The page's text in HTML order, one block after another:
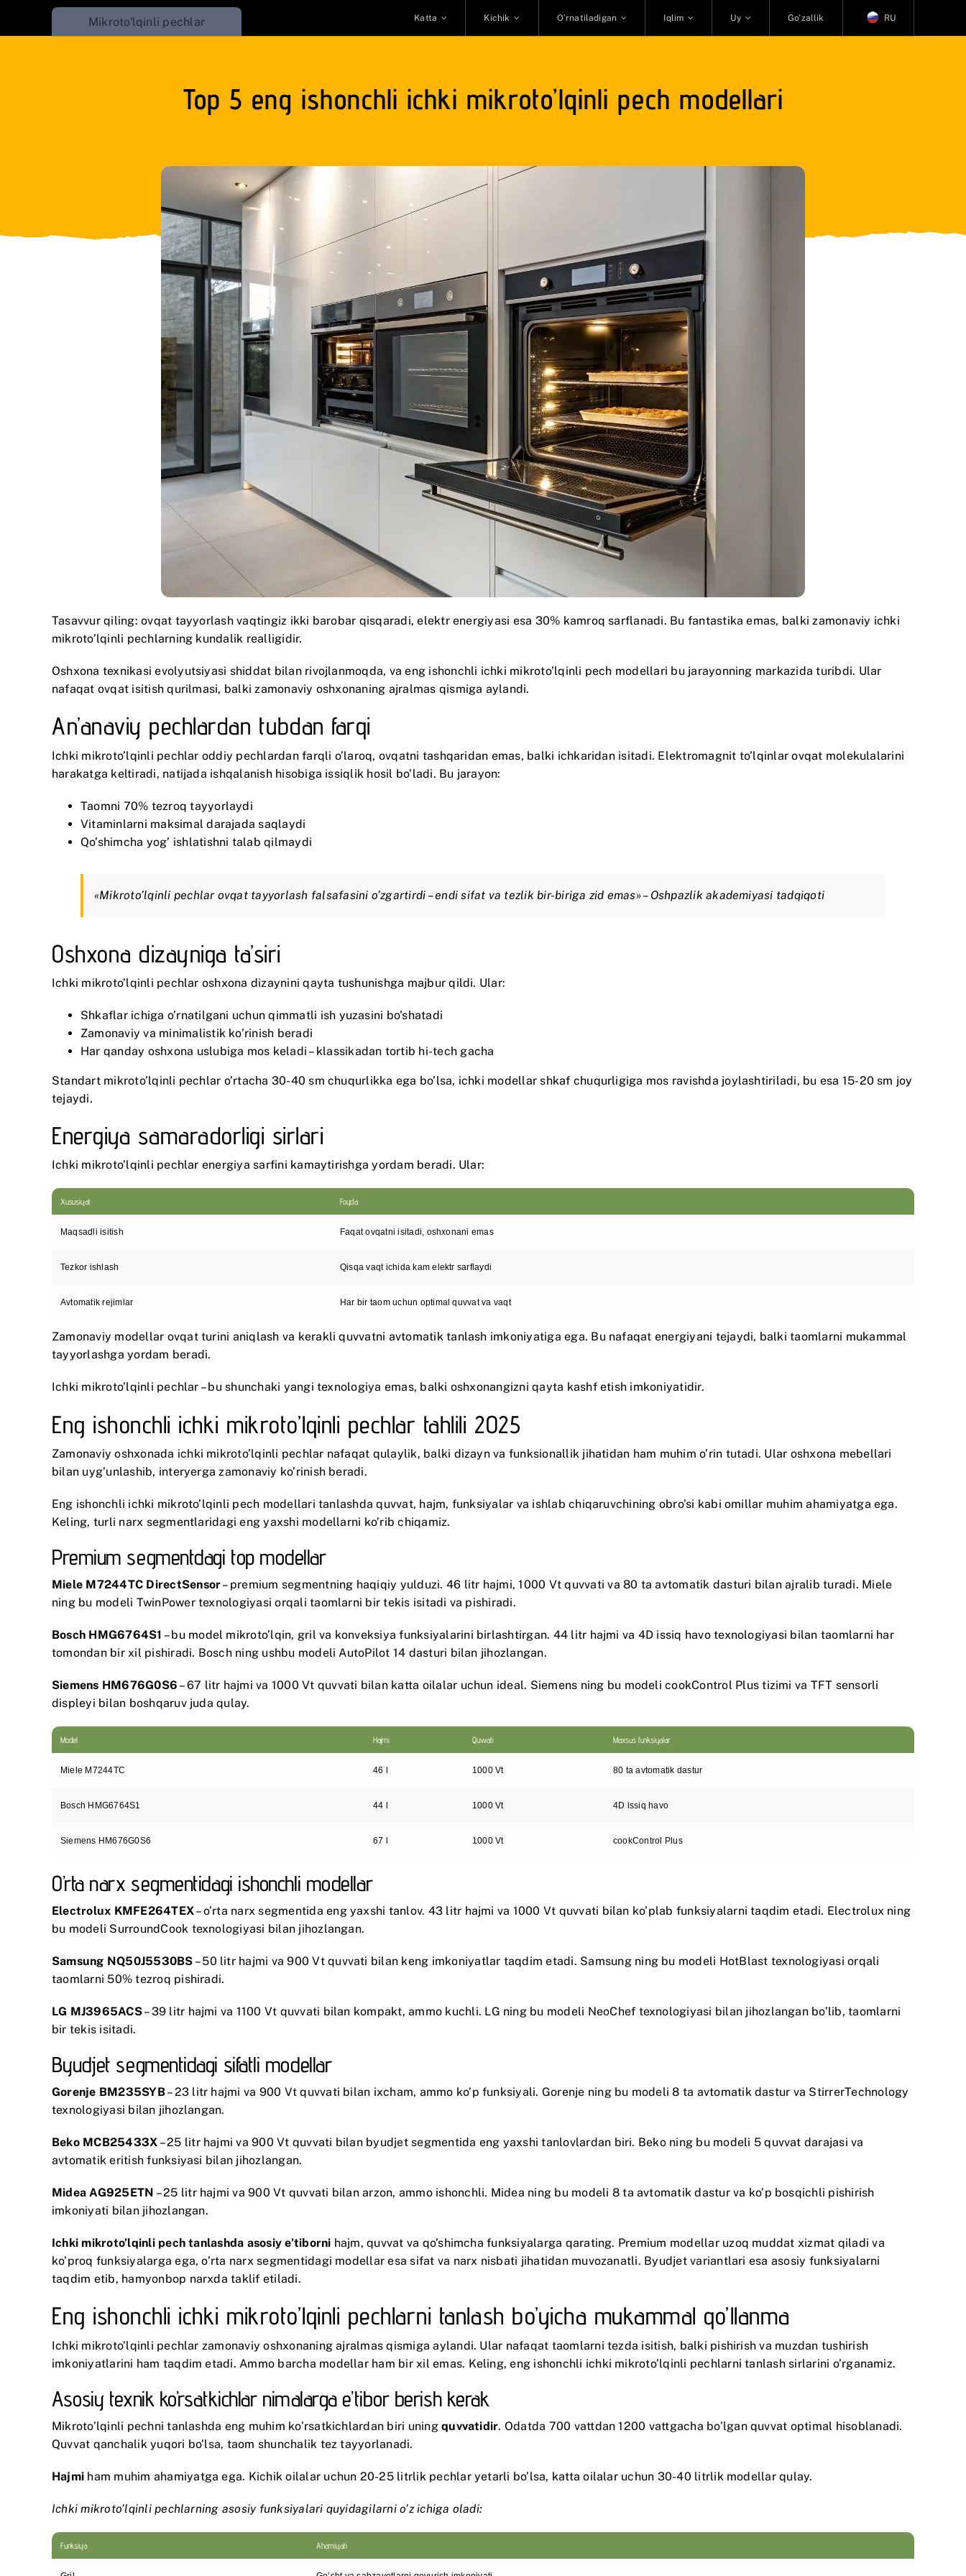
Mikroto'lqinli pechlar Katta Kichik O’rnatiladigan Iqlim Uy Go’zallik RU
Top 5 eng ishonchli ichki mikroto’lqinli pech modellari
Tasavvur qiling: ovqat tayyorlash vaqtingiz ikki barobar qisqaradi, elektr energiyasi esa 30% kamroq sarflanadi. Bu fantastika emas, balki zamonaviy ichki
mikroto’lqinli pechlarning kundalik realligidir.
Oshxona texnikasi evolyutsiyasi shiddat bilan rivojlanmoqda, va eng ishonchli ichki mikroto’lqinli pech modellari bu jarayonning markazida turibdi. Ular
nafaqat ovqat isitish qurilmasi, balki zamonaviy oshxonaning ajralmas qismiga aylandi.
An’anaviy pechlardan tubdan farqi
Ichki mikroto’lqinli pechlar oddiy pechlardan farqli o’laroq, ovqatni tashqaridan emas, balki ichkaridan isitadi. Elektromagnit to’lqinlar ovqat molekulalarini
harakatga keltiradi, natijada ishqalanish hisobiga issiqlik hosil bo’ladi. Bu jarayon:
Taomni 70% tezroq tayyorlaydi
Vitaminlarni maksimal darajada saqlaydi
Qo’shimcha yog’ ishlatishni talab qilmaydi
«Mikroto’lqinli pechlar ovqat tayyorlash falsafasini o’zgartirdi – endi sifat va tezlik bir-biriga zid emas» – Oshpazlik akademiyasi tadqiqoti
Oshxona dizayniga ta’siri
Ichki mikroto’lqinli pechlar oshxona dizaynini qayta tushunishga majbur qildi. Ular:
Shkaflar ichiga o’rnatilgani uchun qimmatli ish yuzasini bo’shatadi
Zamonaviy va minimalistik ko’rinish beradi
Har qanday oshxona uslubiga mos keladi – klassikadan tortib hi-tech gacha
Standart mikroto’lqinli pechlar o’rtacha 30-40 sm chuqurlikka ega bo’lsa, ichki modellar shkaf chuqurligiga mos ravishda joylashtiriladi, bu esa 15-20 sm joy
tejaydi.
Energiya samaradorligi sirlari
Ichki mikroto’lqinli pechlar energiya sarfini kamaytirishga yordam beradi. Ular:
Xususiyat Foyda
Maqsadli isitish Faqat ovqatni isitadi, oshxonani emas
Tezkor ishlash Qisqa vaqt ichida kam elektr sarflaydi
Avtomatik rejimlar Har bir taom uchun optimal quvvat va vaqt
Zamonaviy modellar ovqat turini aniqlash va kerakli quvvatni avtomatik tanlash imkoniyatiga ega. Bu nafaqat energiyani tejaydi, balki taomlarni mukammal
tayyorlashga yordam beradi.
Ichki mikroto’lqinli pechlar – bu shunchaki yangi texnologiya emas, balki oshxonangizni qayta kashf etish imkoniyatidir.
Eng ishonchli ichki mikroto’lqinli pechlar tahlili 2025
Zamonaviy oshxonada ichki mikroto’lqinli pechlar nafaqat qulaylik, balki dizayn va funksionallik jihatidan ham muhim o’rin tutadi. Ular oshxona mebellari
bilan uyg’unlashib, interyerga zamonaviy ko’rinish beradi.
Eng ishonchli ichki mikroto’lqinli pech modellari tanlashda quvvat, hajm, funksiyalar va ishlab chiqaruvchining obro’si kabi omillar muhim ahamiyatga ega.
Keling, turli narx segmentlaridagi eng yaxshi modellarni ko’rib chiqamiz.
Premium segmentdagi top modellar
Miele M7244TC DirectSensor– premium segmentning haqiqiy yulduzi. 46 litr hajmi, 1000 Vt quvvati va 80 ta avtomatik dasturi bilan ajralib turadi. Miele
ning bu modeli TwinPower texnologiyasi orqali taomlarni bir tekis isitadi va pishiradi.
Bosch HMG6764S1 – bu model mikroto’lqin, gril va konveksiya funksiyalarini birlashtirgan. 44 litr hajmi va 4D issiq havo texnologiyasi bilan taomlarni har
tomondan bir xil pishiradi. Boschning ushbu modeli AutoPilot 14 dasturi bilan jihozlangan.
Siemens HM676G0S6 – 67 litr hajmi va 1000 Vt quvvati bilan katta oilalar uchun ideal. Siemens ning bu modeli cookControl Plus tizimi va TFT sensorli
displeyi bilan boshqaruv juda qulay.
Model Hajmi Quvvati Maxsus funksiyalar
Miele M7244TC 46 l 1000 Vt 80 ta avtomatik dastur
Bosch HMG6764S1 44 l 1000 Vt 4D issiq havo
Siemens HM676G0S6 67 l 1000 Vt cookControl Plus
O’rta narx segmentidagi ishonchli modellar
Electrolux KMFE264TEX– o’rta narx segmentida eng yaxshi tanlov. 43 litr hajmi va 1000 Vt quvvati bilan ko’plab funksiyalarni taqdim etadi. Electrolux ning
bu modeli SurroundCook texnologiyasi bilan jihozlangan.
Samsung NQ50J5530BS – 50 litr hajmi va 900 Vt quvvati bilan keng imkoniyatlar taqdim etadi. Samsungning bu modeli HotBlast texnologiyasi orqali
taomlarni 50% tezroq pishiradi.
LG MJ3965ACS– 39 litr hajmi va 1100 Vt quvvati bilan kompakt, ammo kuchli. LG ning bu modeli NeoChef texnologiyasi bilan jihozlangan bo’lib, taomlarni
bir tekis isitadi.
Byudjet segmentidagi sifatli modellar
Gorenje BM235SYB– 23 litr hajmi va 900 Vt quvvati bilan ixcham, ammo ko’p funksiyali. Gorenje ning bu modeli 8 ta avtomatik dastur va StirrerTechnology
texnologiyasi bilan jihozlangan.
Beko MCB25433X – 25 litr hajmi va 900 Vt quvvati bilan byudjet segmentida eng yaxshi tanlovlardan biri. Bekoning bu modeli 5 quvvat darajasi va
avtomatik eritish funksiyasi bilan jihozlangan.
Midea AG925ETN – 25 litr hajmi va 900 Vt quvvati bilan arzon, ammo ishonchli. Midea ning bu modeli 8 ta avtomatik dastur va ko’p bosqichli pishirish
imkoniyati bilan jihozlangan.
Ichki mikroto’lqinli pech tanlashda asosiy e’tiborni hajm, quvvat va qo’shimcha funksiyalarga qarating. Premium modellar uzoq muddat xizmat qiladi va
ko’proq funksiyalarga ega, o’rta narx segmentidagi modellar esa sifat va narx nisbati jihatidan muvozanatli. Byudjet variantlari esa asosiy funksiyalarni
taqdim etib, hamyonbop narxda taklif etiladi.
Eng ishonchli ichki mikroto’lqinli pechlarni tanlash bo’yicha mukammal qo’llanma
Ichki mikroto’lqinli pechlar zamonaviy oshxonaning ajralmas qismiga aylandi. Ular nafaqat taomlarni tezda isitish, balki pishirish va muzdan tushirish
imkoniyatlarini ham taqdim etadi. Ammo barcha modellar ham bir xil emas. Keling, eng ishonchli ichki mikroto’lqinli pechlarni tanlash sirlarini o’rganamiz.
Asosiy texnik ko’rsatkichlar nimalarga e’tibor berish kerak
Mikroto’lqinli pechni tanlashda eng muhim ko’rsatkichlardan biri uningquvvatidir. Odatda 700 vattdan 1200 vattgacha bo’lgan quvvat optimal hisoblanadi.
Quvvat qanchalik yuqori bo’lsa, taom shunchalik tez tayyorlanadi.
Hajmi ham muhim ahamiyatga ega. Kichik oilalar uchun 20-25 litrlik pechlar yetarli bo’lsa, katta oilalar uchun 30-40 litrlik modellar qulay.
Ichki mikroto’lqinli pechlarning asosiy funksiyalari quyidagilarni o’z ichiga oladi:
Funksiya Ahamiyati